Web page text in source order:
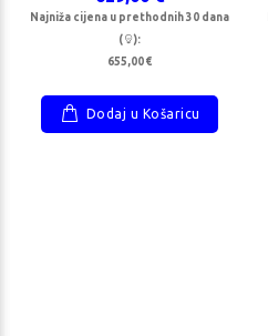
Najniža cijena u prethodnih 30 dana
(
):
655,00 €
Dodaj u Košaricu